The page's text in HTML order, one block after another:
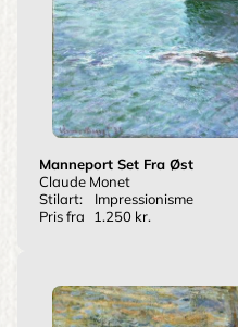
Manneport Set Fra Øst
Claude Monet
Stilart:
Impressionisme
Pris fra
1.250 kr.